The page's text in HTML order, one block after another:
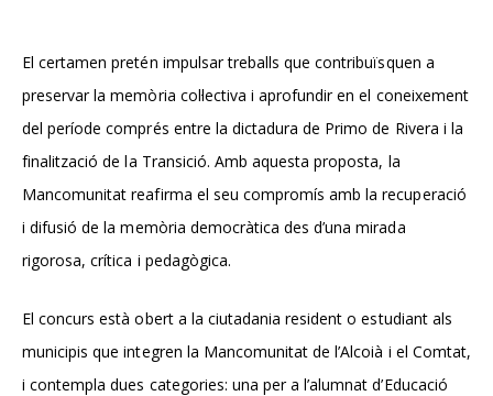
El certamen pretén impulsar treballs que contribuïsquen a
preservar la memòria col·lectiva i aprofundir en el coneixement
del període comprés entre la dictadura de Primo de Rivera i la
finalització de la Transició. Amb aquesta proposta, la
Mancomunitat reafirma el seu compromís amb la recuperació
i difusió de la memòria democràtica des d’una mirada
rigorosa, crítica i pedagògica.
El concurs està obert a la ciutadania resident o estudiant als
municipis que integren la Mancomunitat de l’Alcoià i el Comtat,
i contempla dues categories: una per a l’alumnat d’Educació